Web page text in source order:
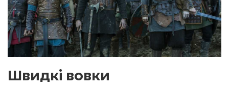
Швидкі вовки